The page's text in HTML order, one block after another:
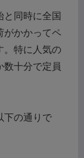
同時に全国
がかかってペ
。特に人気の
数十分で定員
下の通りで